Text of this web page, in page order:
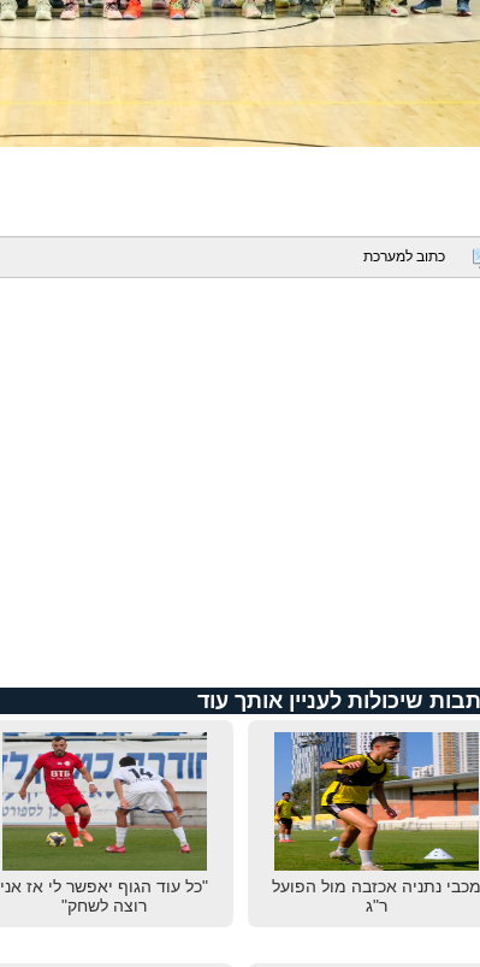
כתוב למערכת
שיכולות לעניין אותך עוד
מכבי נתניה אכזבה מול הפועל
ר"ג
"כל עוד הגוף יאפשר לי אז אני
רוצה לשחק"